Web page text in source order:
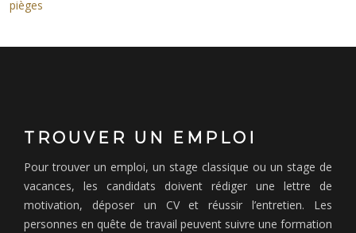
pièges
TROUVER UN EMPLOI
Pour trouver un emploi, un stage classique ou un stage de
vacances, les candidats doivent rédiger une lettre de
motivation, déposer un CV et réussir l’entretien. Les
personnes en quête de travail peuvent suivre une formation